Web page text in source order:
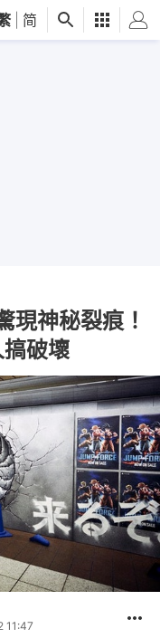
简
現神秘裂痕！
破壞
11:47